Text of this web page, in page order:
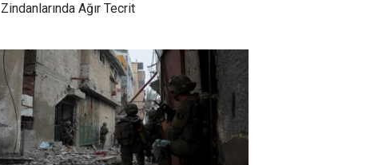
Zindanlarında Ağır Tecrit